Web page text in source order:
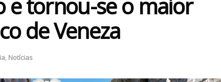
e tornou-se o maior
de Veneza
, Notícias